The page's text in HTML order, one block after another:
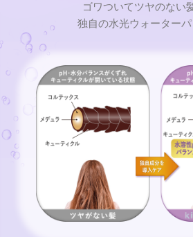
ゴワついてツヤのない
独自の水光ウォーター